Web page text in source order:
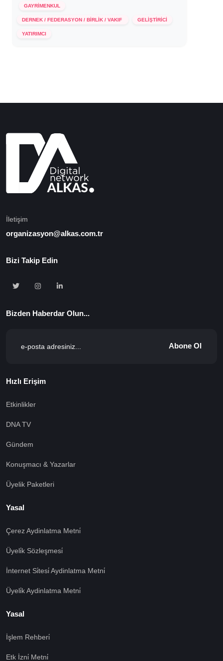
GAYRİMENKUL
DERNEK / FEDERASYON / BİRLİK / VAKIF GELİŞTİRİCİ
YATIRIMCI
İletişim
organizasyon@alkas.com.tr
Bizi Takip Edin
Bizden Haberdar Olun...
Abone Ol
Hızlı Erişim
Etkinlikler
DNA TV
Gündem
Konuşmacı & Yazarlar
Üyelik Paketleri
Yasal
Çerez Aydinlatma Metni̇
Üyeli̇k Sözleşmesi̇
İnternet Si̇tesi̇ Aydinlatma Metni̇
Üyeli̇k Aydinlatma Metni̇
Yasal
İşlem Rehberi̇
Etk İzni̇ Metni̇
🍪 Çerez Kullanıyoruz!